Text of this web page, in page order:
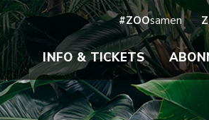
#ZOOsamen
INFO & TICKETS